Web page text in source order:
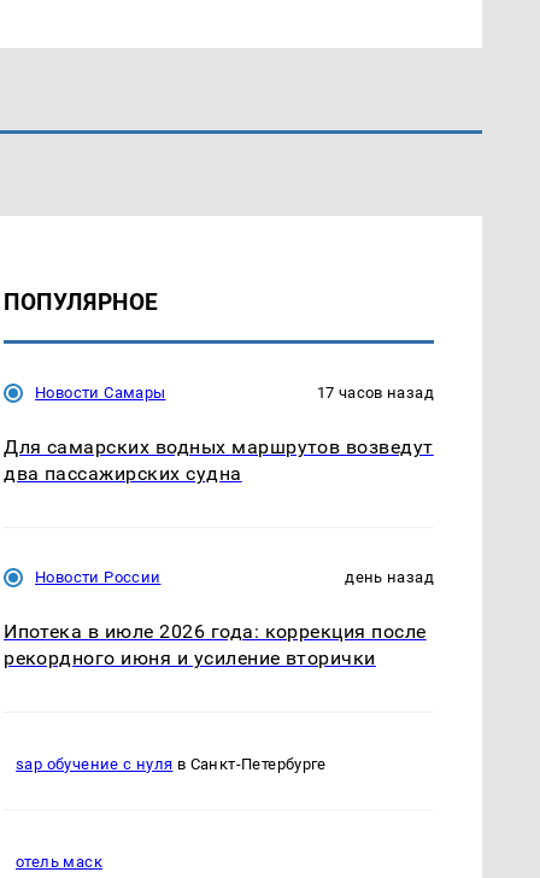
ПОПУЛЯРНОЕ
Новости Самары 17 часов назад
Для самарских водных маршрутов возведут
два пассажирских судна
Новости России день назад
Ипотека в июле 2026 года: коррекция после
рекордного июня и усиление вторички
sap обучение с нуля в Санкт-Петербурге
отель маск